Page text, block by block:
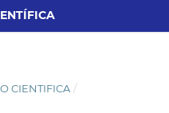
CIENTIFICA /